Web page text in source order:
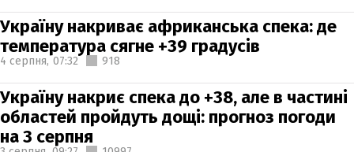
Україну накриває африканська спека: де
температура сягне +39 градусів
4 серпня, 07:32 918
Україну накриє спека до +38, але в частині
областей пройдуть дощі: прогноз погоди
на 3 серпня